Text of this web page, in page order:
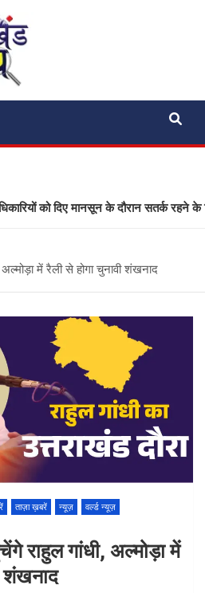
Shakshya
को दिए मानसून के दौरान सतर्क रहने के निर्देश
में रैली से होगा चुनावी शंखनाद
ताज़ा ख़बरें न्यूज़
वर्ल्ड न्यूज़
राहुल गांधी, अल्मोड़ा में
शंखनाद